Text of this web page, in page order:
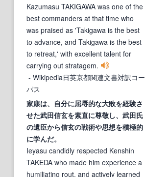
Kazumasu TAKIGAWA was one of the
best commanders at that time who
was praised as 'Takigawa is the best
to advance, and Takigawa is the best
to retreat,' with excellent talent for
carrying out stratagem.
- Wikipedia日英京都関連文書対訳コー
パス
家康は、自分に屈辱的な大敗を経験さ
せた武田信玄を素直に尊敬し、武田氏
の遺臣から信玄の戦術や思想を積極的
に学んだ。
Ieyasu candidly respected Kenshin
TAKEDA who made him experience a
humiliating rout, and actively learned